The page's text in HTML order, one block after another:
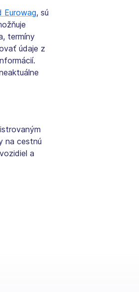
Eurowag, sú
termíny
údaje z
na cestnú
a